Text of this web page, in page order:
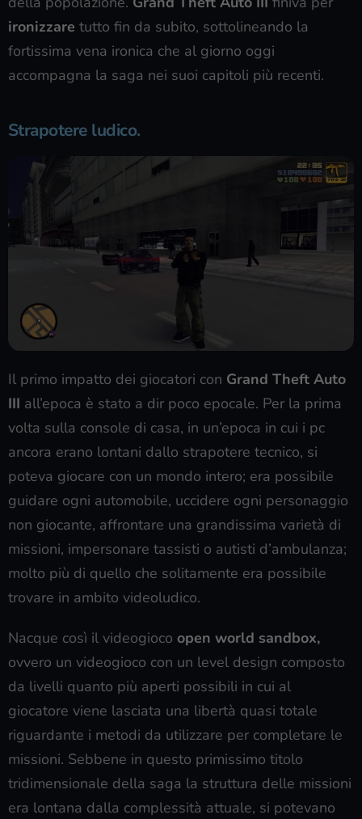
ironizzare tutto fin da subito, sottolineando la
fortissima vena ironica che al giorno oggi
accompagna la saga nei suoi capitoli più recenti.
Strapotere ludico.
Il primo impatto dei giocatori con Grand Theft Auto
III all’epoca è stato a dir poco epocale. Per la prima
volta sulla console di casa, in un’epoca in cui i pc
ancora erano lontani dallo strapotere tecnico, si
poteva giocare con un mondo intero; era possibile
guidare ogni automobile, uccidere ogni personaggio
non giocante, affrontare una grandissima varietà di
missioni, impersonare tassisti o autisti d’ambulanza;
molto più di quello che solitamente era possibile
trovare in ambito videoludico.
Nacque così il videogioco open world sandbox,
ovvero un videogioco con un level design composto
da livelli quanto più aperti possibili in cui al
giocatore viene lasciata una libertà quasi totale
riguardante i metodi da utilizzare per completare le
missioni. Sebbene in questo primissimo titolo
tridimensionale della saga la struttura delle missioni
era lontana dalla complessità attuale, si potevano